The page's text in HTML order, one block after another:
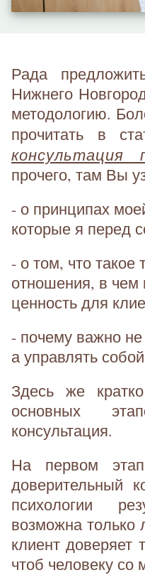
Рада
Нижнего
методологию.
прочитать в
консультация
прочего, там Вы
- о принципах
которые я перед
- о том, что такое
отношения, в чем
ценность для
- почему важно
а управлять
Здесь же
основных
консультация.
На первом
доверительный
психологии
возможна только
клиент доверяет
чтоб человеку